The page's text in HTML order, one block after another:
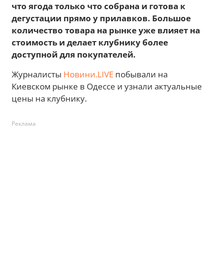
что ягода только что собрана и готова к
дегустации прямо у прилавков. Большое
количество товара на рынке уже влияет на
стоимость и делает клубнику более
доступной для покупателей.
Журналисты Новини.LIVE побывали на
Киевском рынке в Одессе и узнали актуальные
цены на клубнику.
Реклама